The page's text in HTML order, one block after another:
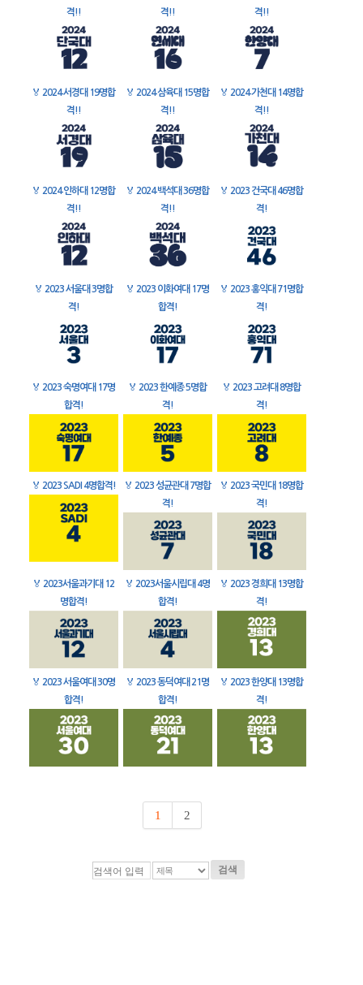
격!!
격!!
격!!
🏅 2024 서경대 19명합
격!!
🏅 2024 삼육대 15명합
격!!
🏅 2024 가천대 14명합
격!!
🏅 2024 인하대 12명합
격!!
🏅 2024 백석대 36명합
격!!
🏅 2023 건국대 46명합
격!
🏅 2023 서울대 3명합
격!
🏅 2023 이화여대 17명
합격!
🏅 2023 홍익대 71명합
격!
🏅 2023 숙명여대 17명
합격!
🏅 2023 한예종 5명합
격!
🏅 2023 고려대 8명합
격!
🏅 2023 SADI 4명합격! 🏅 2023 성균관대 7명합
격!
🏅 2023 국민대 18명합
격!
🏅 2023서울과기대 12
명합격!
🏅 2023서울시립대 4명
합격!
🏅 2023 경희대 13명합
격!
🏅 2023 서울여대 30명
합격!
🏅 2023 동덕여대 21명
합격!
🏅 2023 한양대 13명합
격!
1 2
검색